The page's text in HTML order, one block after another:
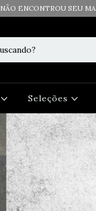
NÃO ENCONTROU SEU
Seleções